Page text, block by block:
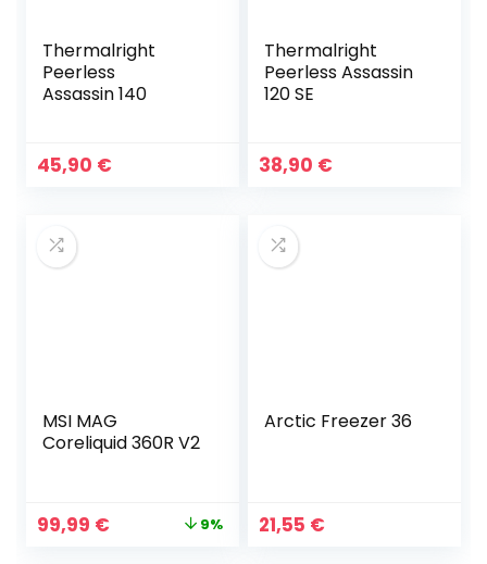
Thermalright
Peerless
Assassin 140
45,90 €
Thermalright
Peerless Assassin
120 SE
38,90 €
MSI MAG
Coreliquid 360R V2
Le
99,99 € 9%
Arctic Freezer 36
21,55 €